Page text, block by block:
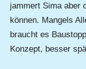
jammert Sima aber
können. Mangels
braucht es
Konzept, besser